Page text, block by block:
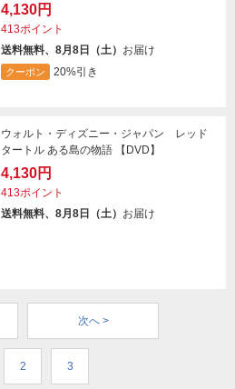
4,130円
413ポイント
送料無料、8月8日（土） お届け
クーポン 20%引き
ウォルト・ディズニー・ジャパン レッド
タートル ある島の物語 【DVD】
4,130円
413ポイント
送料無料、8月8日（土） お届け
次へ >
2 3